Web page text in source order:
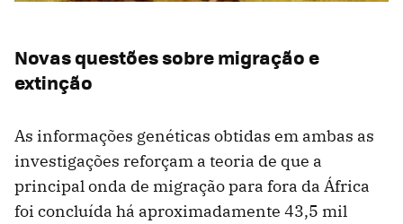
Novas questões sobre migração e
extinção
As informações genéticas obtidas em ambas as
investigações reforçam a teoria de que a
principal onda de migração para fora da África
foi concluída há aproximadamente 43,5 mil